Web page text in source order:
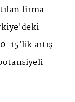
firma
15'lik artış